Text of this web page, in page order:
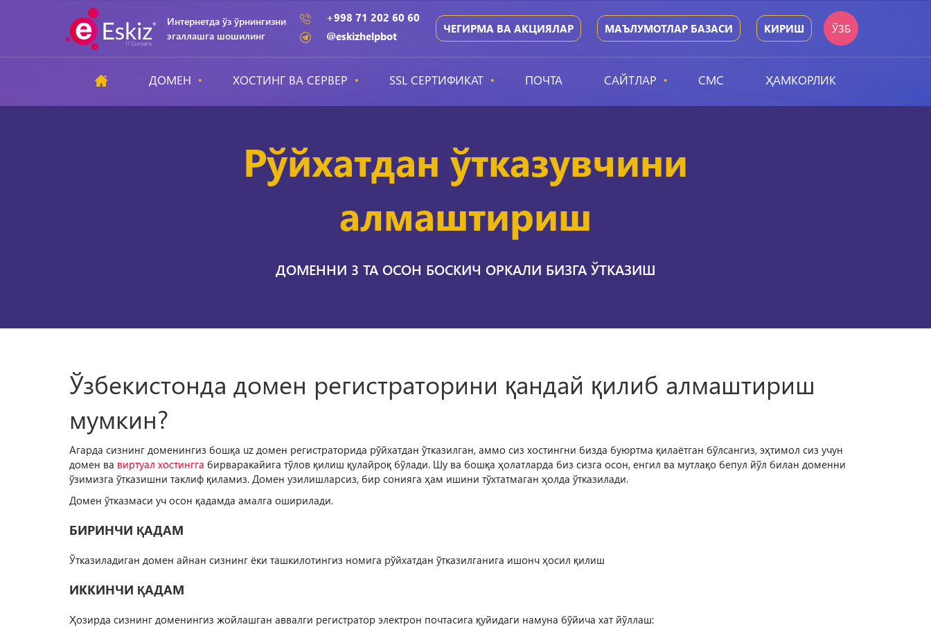
Интернетда ўз ўрнингизни
эгаллашга шошилинг
+998 71 202 60 60
@eskizhelpbot
ЧЕГИРМА ВА АКЦИЯЛАР МАЪЛУМОТЛАР БАЗАСИ КИРИШ ЎЗБ
ДОМЕН ХОСТИНГ ВА СЕРВЕР SSL СЕРТИФИКАТ ПОЧТА САЙТЛАР СМС ҲАМКОРЛИК
Рўйхатдан ўтказувчини
алмаштириш
ДОМЕННИ 3 ТА ОСОН БОСКИЧ ОРКАЛИ БИЗГА ЎТКАЗИШ
Ўзбекистонда домен регистраторини қандай қилиб алмаштириш
мумкин?
Агарда сизнинг доменингиз бошқа uz домен регистраторида рўйхатдан ўтказилган, аммо сиз хостингни бизда буюртма қилаётган бўлсангиз, эҳтимол сиз учун
домен ва виртуал хостингга бирваракайига тўлов қилиш қулайроқ бўлади. Шу ва бошқа ҳолатларда биз сизга осон, енгил ва мутлақо бепул йўл билан доменни
ўзимизга ўтказишни таклиф қиламиз. Домен узилишларсиз, бир сонияга ҳам ишини тўхтатмаган ҳолда ўтказилади.
Домен ўтказмаси уч осон қадамда амалга оширилади.
БИРИНЧИ ҚАДАМ
Ўтказиладиган домен айнан сизнинг ёки ташкилотингиз номига рўйхатдан ўтказилганига ишонч ҳосил қилиш
ИККИНЧИ ҚАДАМ
Ҳозирда сизнинг доменингиз жойлашган аввалги регистратор электрон почтасига қуйидаги намуна бўйича хат йўллаш: